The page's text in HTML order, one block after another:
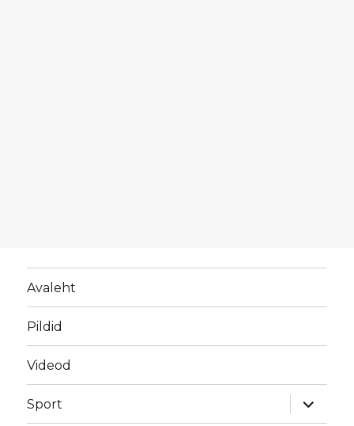
Avaleht
Pildid
Videod
Sport
laienda